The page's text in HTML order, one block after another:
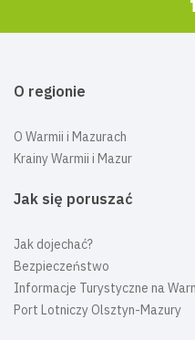
O regionie
O Warmii i Mazurach
Krainy Warmii i Mazur
Jak się poruszać
Jak dojechać?
Bezpieczeństwo
Informacje Turystyczne na
Port Lotniczy Olsztyn-Mazury